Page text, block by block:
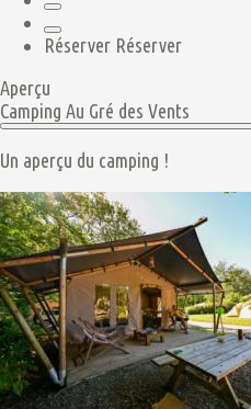
Réserver Réserver
Aperçu
Camping Au Gré des Vents
Un aperçu du camping !